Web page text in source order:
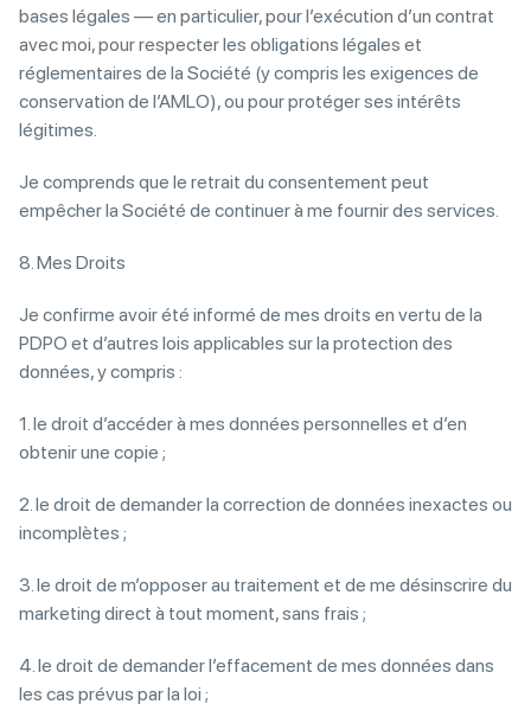
bases légales — en particulier, pour l’exécution d’un contrat
avec moi, pour respecter les obligations légales et
réglementaires de la Société (y compris les exigences de
conservation de l’AMLO), ou pour protéger ses intérêts
légitimes.
Je comprends que le retrait du consentement peut
empêcher la Société de continuer à me fournir des services.
8. Mes Droits
Je confirme avoir été informé de mes droits en vertu de la
PDPO et d’autres lois applicables sur la protection des
données, y compris :
1. le droit d’accéder à mes données personnelles et d’en
obtenir une copie ;
2. le droit de demander la correction de données inexactes ou
incomplètes ;
3. le droit de m’opposer au traitement et de me désinscrire du
marketing direct à tout moment, sans frais ;
4. le droit de demander l’effacement de mes données dans
les cas prévus par la loi ;